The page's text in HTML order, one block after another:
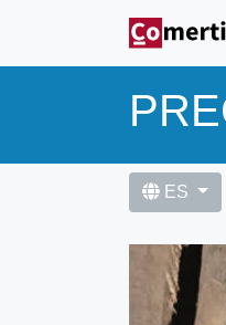
contenido
ES